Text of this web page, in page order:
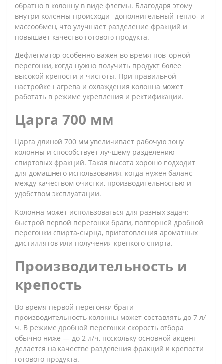
обратно в колонну в виде флегмы. Благодаря этому
внутри колонны происходит дополнительный тепло- и
массообмен, что улучшает разделение фракций и
повышает качество готового продукта.
Дефлегматор особенно важен во время повторной
перегонки, когда нужно получить продукт более
высокой крепости и чистоты. При правильной
настройке нагрева и охлаждения колонна может
работать в режиме укрепления и ректификации.
Царга 700 мм
Царга длиной 700 мм увеличивает рабочую зону
колонны и способствует лучшему разделению
спиртовых фракций. Такая высота хорошо подходит
для домашнего использования, когда нужен баланс
между качеством очистки, производительностью и
удобством эксплуатации.
Колонна может использоваться для разных задач:
быстрой первой перегонки браги, повторной дробной
перегонки спирта-сырца, приготовления ароматных
дистиллятов или получения крепкого спирта.
Производительность и
крепость
Во время первой перегонки браги
производительность колонны может составлять до 7 л/
ч. В режиме дробной перегонки скорость отбора
обычно ниже — до 2 л/ч, поскольку основной акцент
делается на качестве разделения фракций и крепости
готового продукта.